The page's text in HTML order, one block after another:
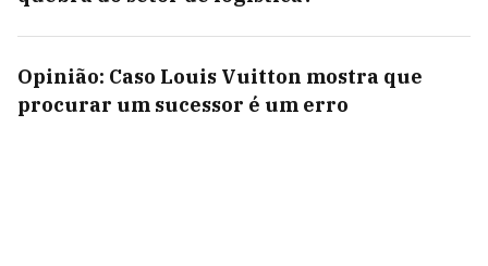
Opinião: Caso Louis Vuitton mostra que
procurar um sucessor é um erro